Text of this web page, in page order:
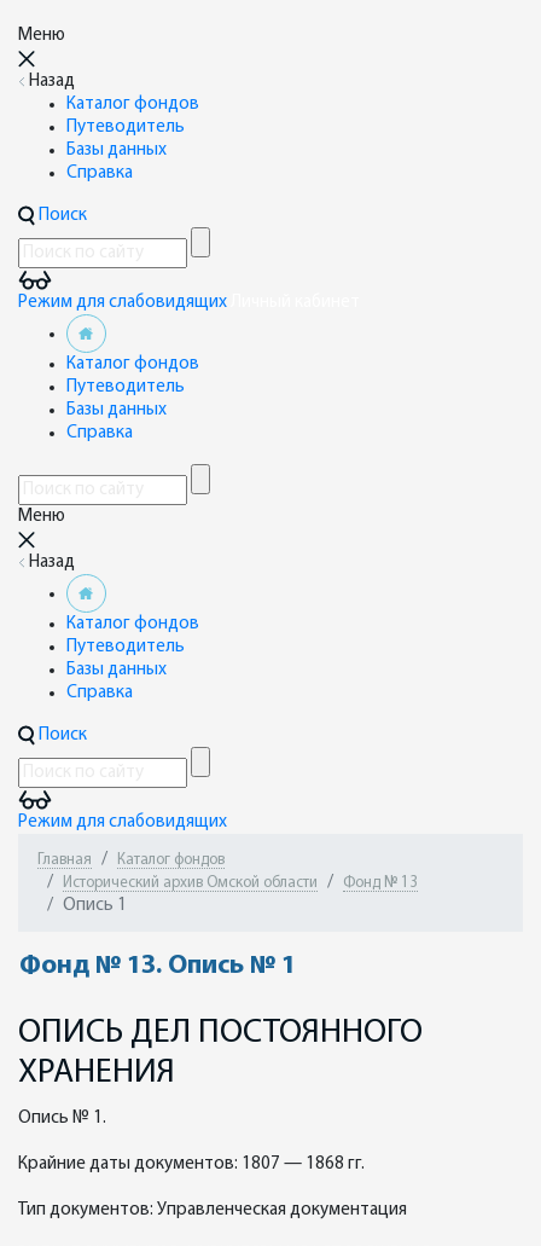
Меню
Назад
Каталог фондов
Путеводитель
Базы данных
Справка
Поиск
Режим для слабовидящих
Каталог фондов
Путеводитель
Базы данных
Справка
Меню
Назад
Каталог фондов
Путеводитель
Базы данных
Справка
Поиск
Режим для слабовидящих
Главная
Каталог фондов
Исторический архив Омской области
Фонд № 13
Опись 1
Фонд № 13. Опись № 1
ОПИСЬ ДЕЛ ПОСТОЯННОГО
ХРАНЕНИЯ
Опись № 1.
Крайние даты документов: 1807 — 1868 гг.
Тип документов: Управленческая документация